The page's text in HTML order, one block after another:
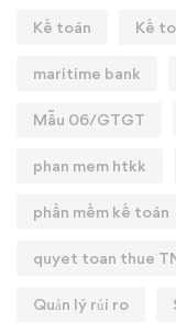
Kế toán Kế
maritime bank
Mẫu 06/GTGT
phan mem htkk
phần mềm kế toán
quyet toan thue
Quản lý rủi ro